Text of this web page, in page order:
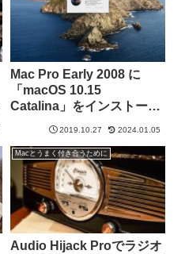
Mac Pro Early 2008 に
「macOS 10.15
Catalina」をインストール
する方法
2019.10.27 2024.01.05
Macとうまく付き合うために
Audio Hijack Proでラジオ